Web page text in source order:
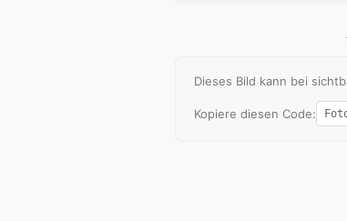
Dieses Bild kann bei
Kopiere diesen Code: